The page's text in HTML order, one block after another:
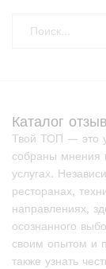
Каталог
Твой ТОП — это
собраны мнения
услугах.
ресторанах,
направлениях,
осознанного
своим опытом и
также узнать